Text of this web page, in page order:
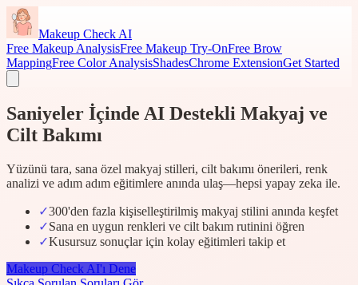
Makeup Check AI
Free Makeup AnalysisFree Makeup Try-OnFree Brow
MappingFree Color AnalysisShadesChrome ExtensionGet Started
Saniyeler İçinde AI Destekli Makyaj ve
Cilt Bakımı
Yüzünü tara, sana özel makyaj stilleri, cilt bakımı önerileri, renk
analizi ve adım adım eğitimlere anında ulaş—hepsi yapay zeka ile.
✓300'den fazla kişiselleştirilmiş makyaj stilini anında keşfet
✓Sana en uygun renkleri ve cilt bakım rutinini öğren
✓Kusursuz sonuçlar için kolay eğitimleri takip et
Makeup Check AI'ı Dene